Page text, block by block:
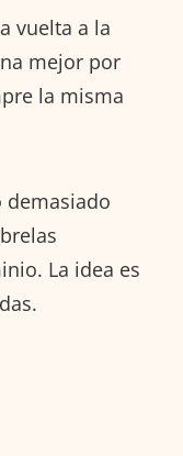
vuelta a la
mejor por
la misma
demasiado
La idea es